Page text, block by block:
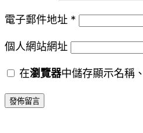
電子郵件地址 *
個人網站網址
在瀏覽器中儲存顯示名稱